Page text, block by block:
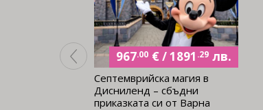
967.00 €/1891 .29 лв.
Септемврийска магия в
Дисниленд – сбъдни
приказката си от Варна